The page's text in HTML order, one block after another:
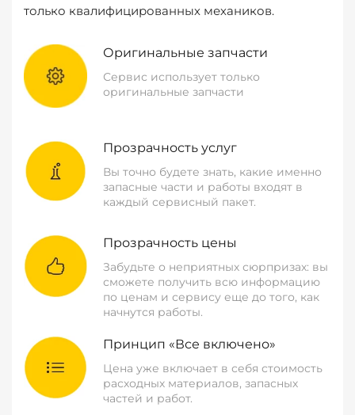
только квалифицированных механиков.
Оригинальные запчасти
Сервис использует только
оригинальные запчасти
Прозрачность услуг
Вы точно будете знать, какие именно
запасные части и работы входят в
каждый сервисный пакет.
Прозрачность цены
Забудьте о неприятных сюрпризах: вы
сможете получить всю информацию
по ценам и сервису еще до того, как
начнутся работы.
Принцип «Все включено»
Цена уже включает в себя стоимость
расходных материалов, запасных
частей и работ.